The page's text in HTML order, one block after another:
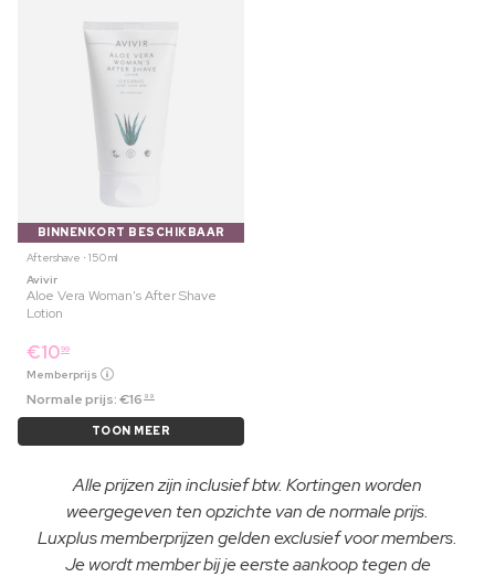
BINNENKORT BESCHIKBAAR
Aftershave ⋅ 150 ml
Avivir
Aloe Vera Woman's After Shave
Lotion
€1099
Memberprijs
Normale prijs:€16 99
TOON MEER
Alle prijzen zijn inclusief btw. Kortingen worden
weergegeven ten opzichte van de normale prijs.
Luxplus memberprijzen gelden exclusief voor members.
Je wordt member bij je eerste aankoop tegen de